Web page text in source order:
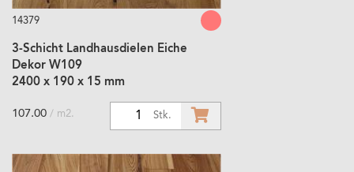
14379
3-Schicht Landhausdielen Eiche
Dekor W109
2400 x 190 x 15 mm
Stk.
107.00 / m2.